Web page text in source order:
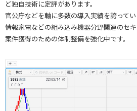
ど独自技術に定評があります。
官公庁などを軸に多数の導入実績を誇ってい
情報家電などの組み込み機器分野関連のセキ
案件獲得のための体制整備を強化中です。